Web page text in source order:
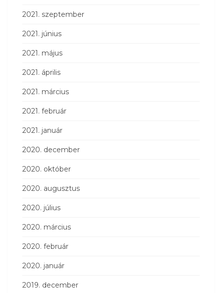
2021. szeptember
2021. június
2021. május
2021. április
2021. március
2021. február
2021. január
2020. december
2020. október
2020. augusztus
2020. július
2020. március
2020. február
2020. január
2019. december